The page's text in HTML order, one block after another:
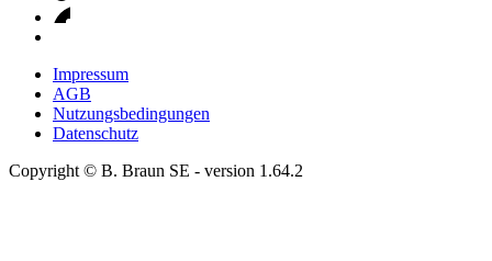
Impressum
AGB
Nutzungsbedingungen
Datenschutz
Copyright © B. Braun SE - version 1.64.2